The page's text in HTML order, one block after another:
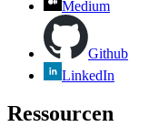
Medium
Github
LinkedIn
Ressourcen